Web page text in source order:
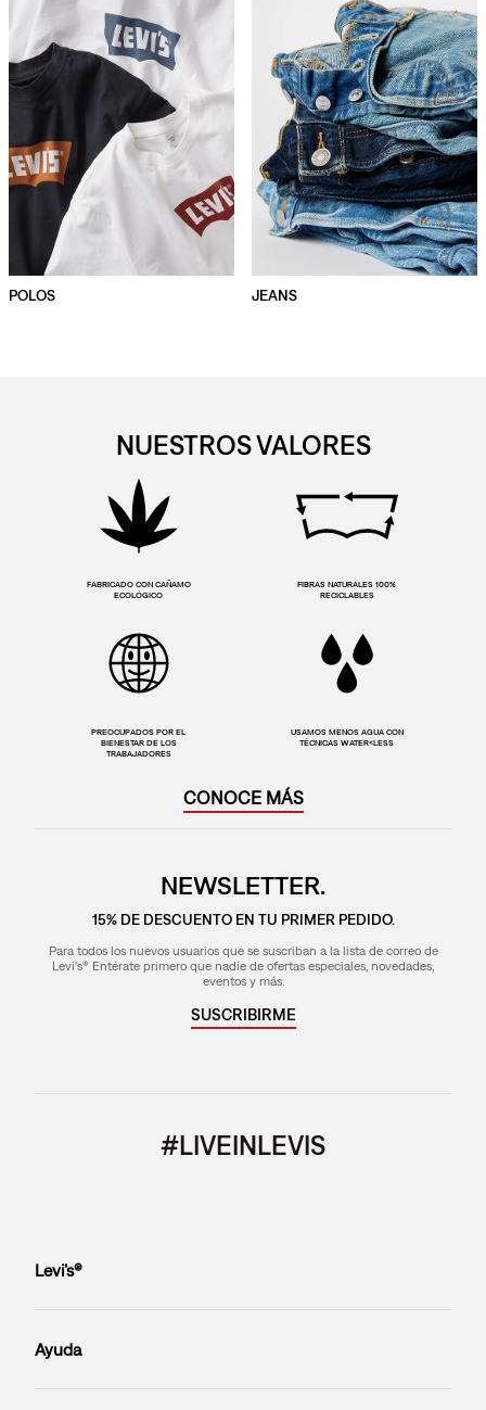
POLOS JEANS
NUESTROS VALORES
FABRICADO CON CAÑAMO
ECOLÓGICO
FIBRAS NATURALES 100%
RECICLABLES
PREOCUPADOS POR EL
BIENESTAR DE LOS
TRABAJADORES
USAMOS MENOS AGUA CON
TÉCNICAS WATER<LESS
CONOCE MÁS
NEWSLETTER.
15% DE DESCUENTO EN TU PRIMER PEDIDO.
Para todos los nuevos usuarios que se suscriban a la lista de correo de
Levi's® Entérate primero que nadie de ofertas especiales, novedades,
eventos y más.
SUSCRIBIRME
#LIVEINLEVIS
Levi’s®
Ayuda